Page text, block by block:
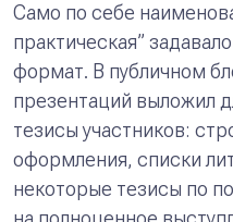
Само по себе
практическая”
формат. В публичном
презентаций выложил
тезисы участников:
оформления, списки
некоторые тезисы по